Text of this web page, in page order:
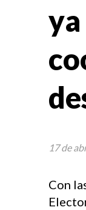
ya
Con
17 de